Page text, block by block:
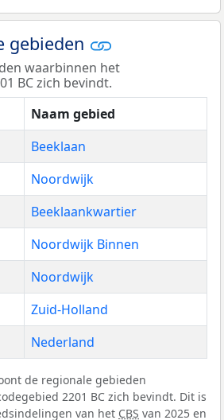
gebieden
waarbinnen het
BC zich bevindt.
Naam gebied
Beeklaan
Noordwijk
Beeklaankwartier
Noordwijk Binnen
Noordwijk
Zuid-Holland
Nederland
de regionale gebieden
2201 BC zich bevindt. Dit is
van het CBS van 2025 en